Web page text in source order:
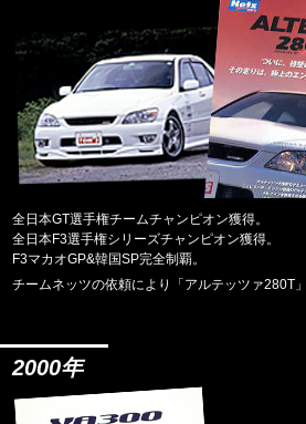
全日本GT選手権チームチャンピオン獲得。
全日本F3選手権シリーズチャンピオン獲得。
F3マカオGP&韓国SP完全制覇。
チームネッツの依頼により「アルテッツァ280T
2000年